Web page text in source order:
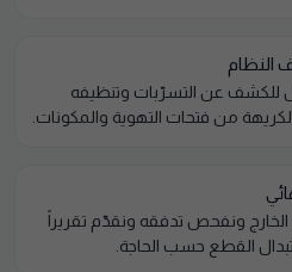
النظام
للكشف عن التسرّبات وتنظيفه
الكريهة من فتحات التهوية والمكونات.
الخارج ونفحص تدفقه ونقدّم تقريراً
القطع حسب الحاجة.